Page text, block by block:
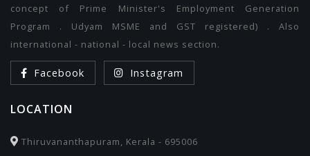
concept of Prime Minister's Employment Generation
Program . Udyam MSME and GST registered) . Also
international - national - local news section.
Facebook Instagram
LOCATION
Thiruvananthapuram, Kerala - 695006